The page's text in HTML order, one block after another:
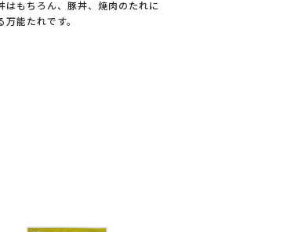
なら100円お買い物券進呈キャンペー
中！